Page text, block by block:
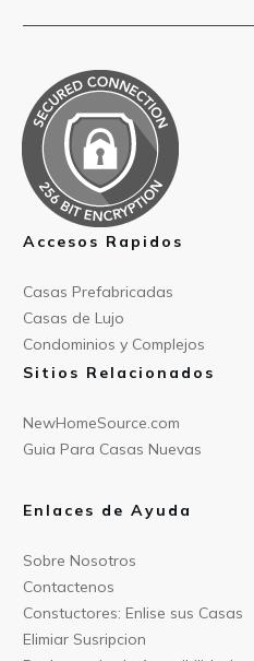
Accesos Rapidos
Casas Prefabricadas
Casas de Lujo
Condominios y Complejos
Sitios Relacionados
NewHomeSource.com
Guia Para Casas Nuevas
Enlaces de Ayuda
Sobre Nosotros
Contactenos
Constuctores: Enlise sus Casas
Elimiar Susripcion